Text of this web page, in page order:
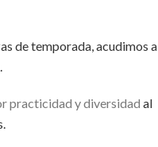
de temporada, acudimos a
practicidad y diversidad al